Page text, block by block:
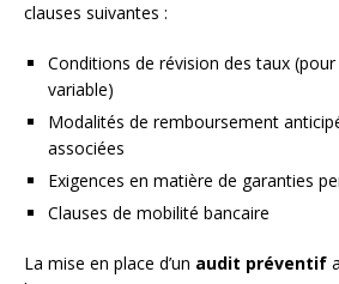
clauses suivantes :
Conditions de révision des taux
variable)
Modalités de remboursement
associées
Exigences en matière de garanties
Clauses de mobilité bancaire
La mise en place d’un audit préventif